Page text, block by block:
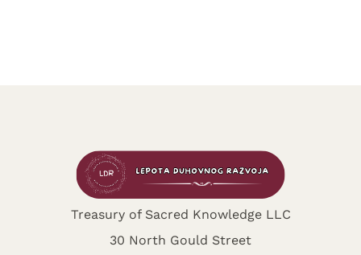
Treasury of Sacred Knowledge LLC
30 North Gould Street